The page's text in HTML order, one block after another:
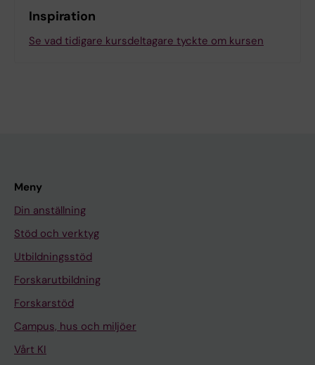
Inspiration
Se vad tidigare kursdeltagare tyckte om kursen
Meny
Din anställning
Stöd och verktyg
Utbildningsstöd
Forskarutbildning
Forskarstöd
Campus, hus och miljöer
Vårt KI